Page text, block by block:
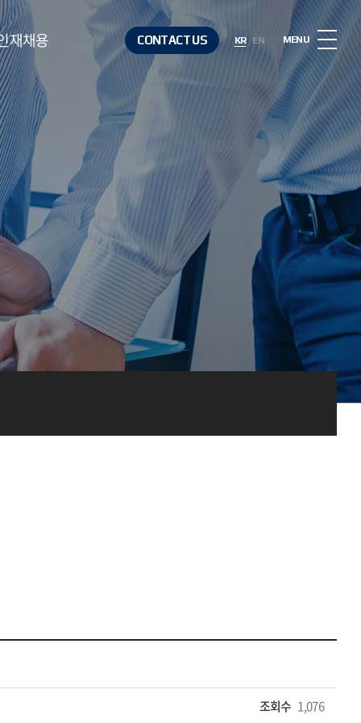
재채용
인재상
복리후생
채용절차
채용정보
CONTACT US KR EN MENU
조회수 1,076